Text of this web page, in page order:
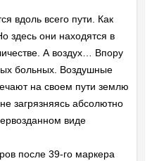
вдоль всего пути. Как
здесь они находятся в
А воздух… Впору
больных. Воздушные
на своем пути землю
загрязняясь абсолютно
виде
после 39-го маркера